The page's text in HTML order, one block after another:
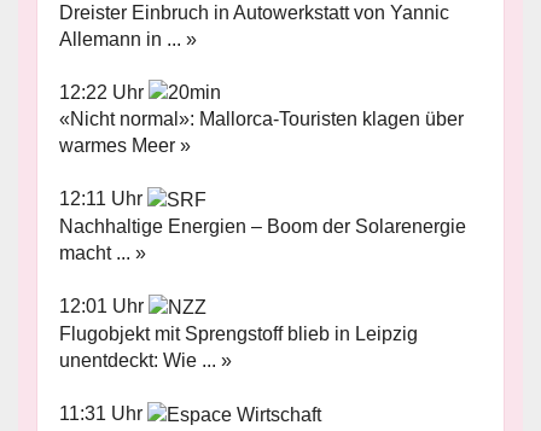
Dreister Einbruch in Autowerkstatt von Yannic
Allemann in ... »
12:22 Uhr
«Nicht normal»: Mallorca-Touristen klagen über
warmes Meer »
12:11 Uhr
Nachhaltige Energien – Boom der Solarenergie
macht ... »
12:01 Uhr
Flugobjekt mit Sprengstoff blieb in Leipzig
unentdeckt: Wie ... »
11:31 Uhr